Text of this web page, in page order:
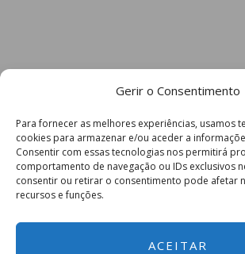
Gerir o Consentimento
Para fornecer as melhores experiências, usamos
cookies para armazenar e/ou aceder a
Consentir com essas tecnologias nos permitirá
comportamento de navegação ou IDs exclusivos
consentir ou retirar o consentimento pode afetar
recursos e funções.
ACEITAR